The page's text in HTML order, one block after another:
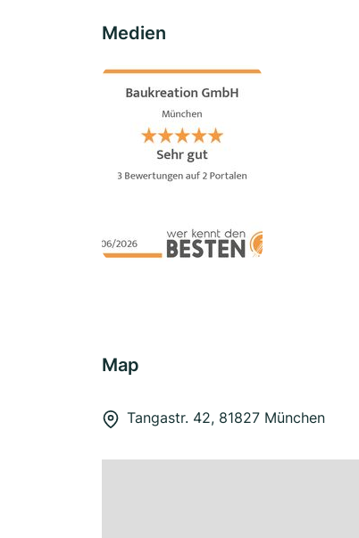
Medien
Map
Tangastr. 42, 81827 München